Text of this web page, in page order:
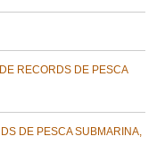
RECORDS DE PESCA
DE PESCA SUBMARINA,